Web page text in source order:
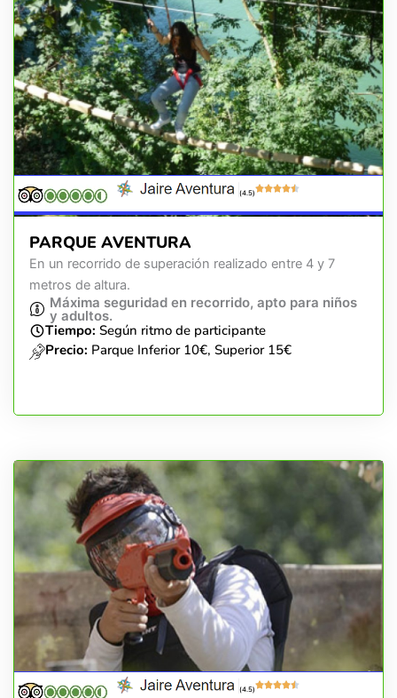
(4.5)
PARQUE AVENTURA
En un recorrido de superación realizado entre 4 y 7
metros de altura.
Máxima seguridad en recorrido, apto para niños
y adultos.
Tiempo: Según ritmo de participante
Precio: Parque Inferior 10€, Superior 15€
(4.5)